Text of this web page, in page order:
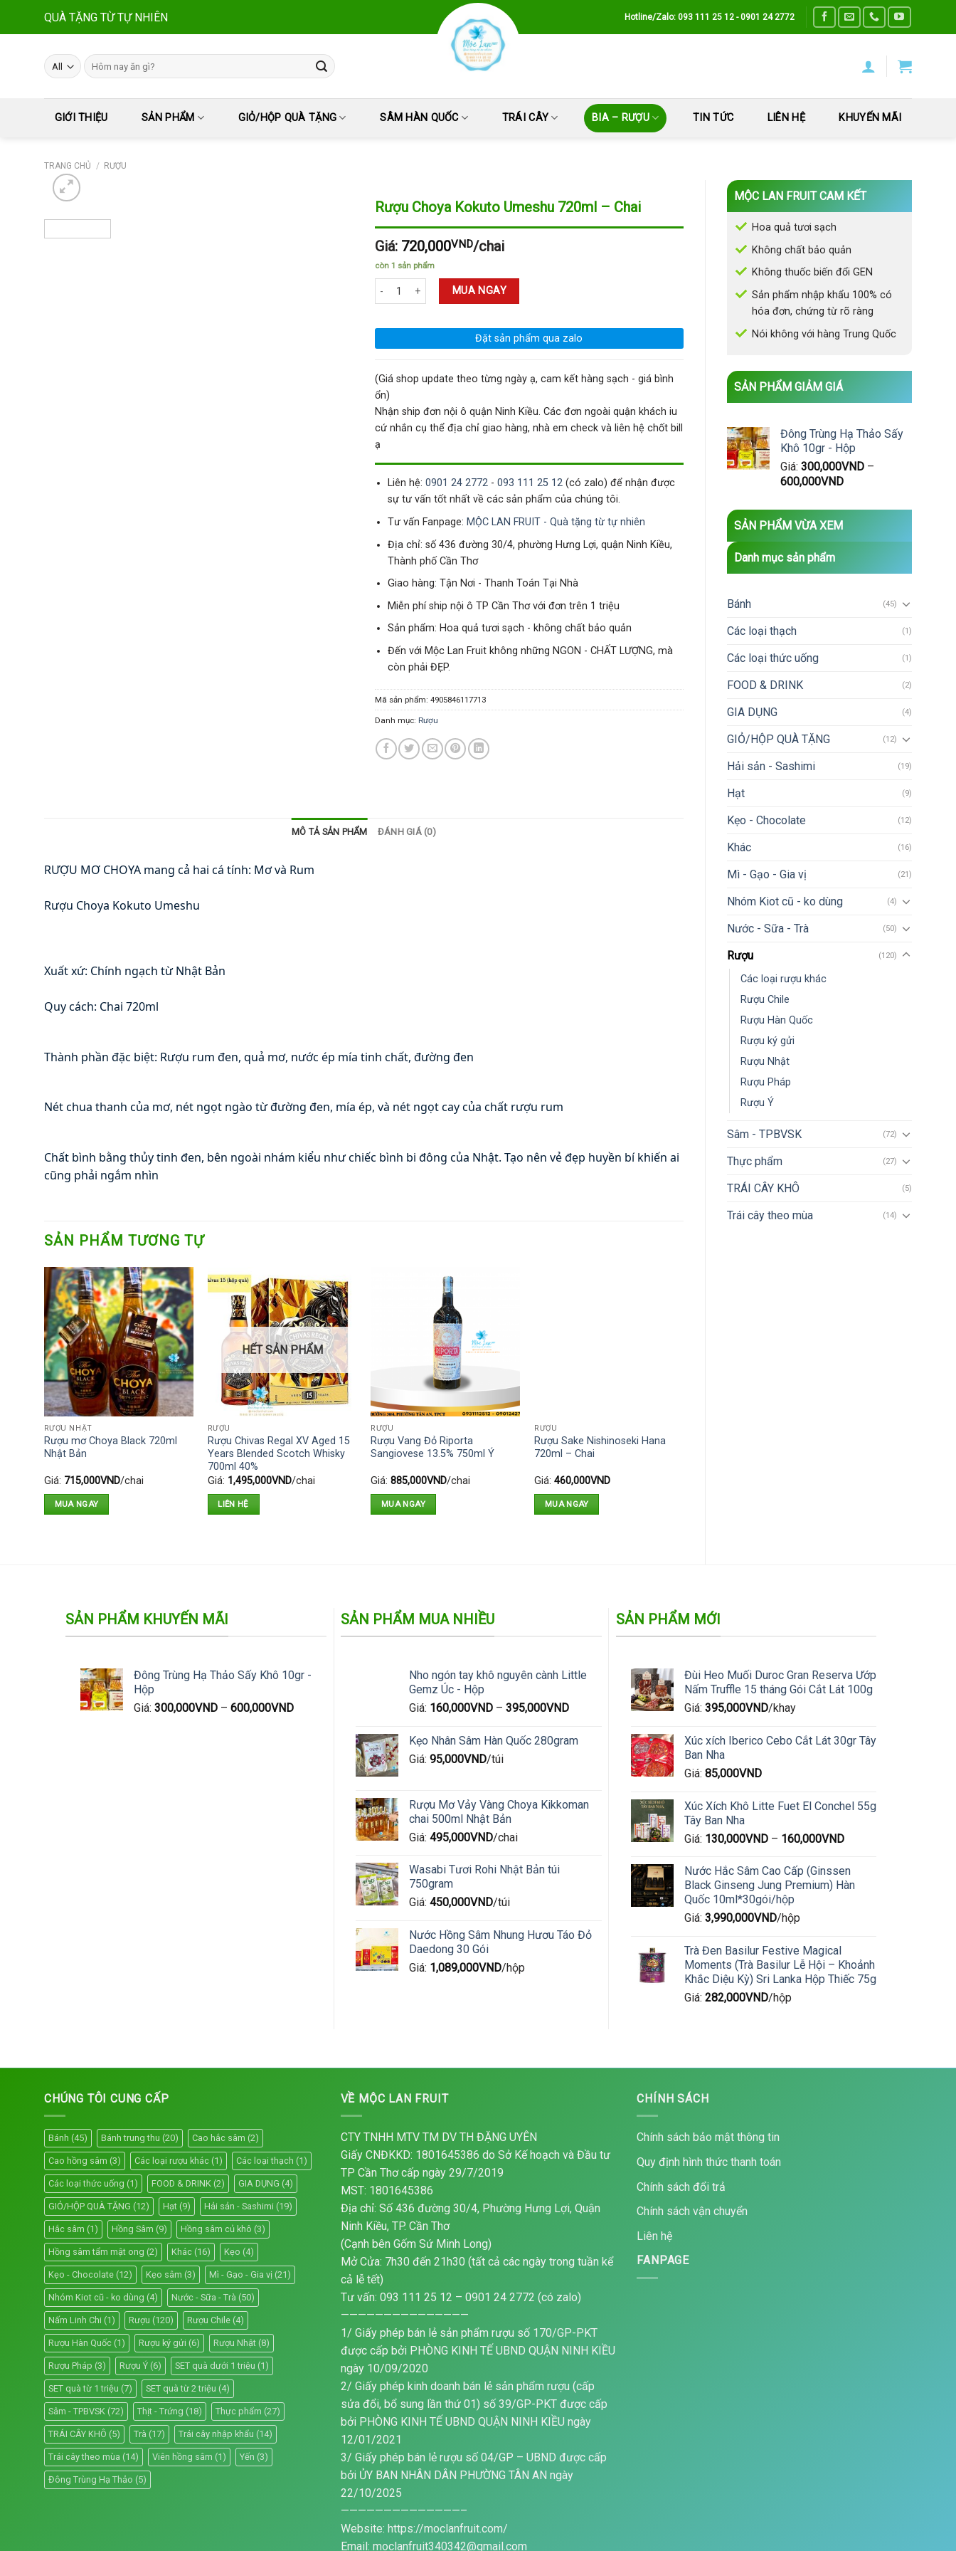
QUÀ TẶNG TỪ TỰ NHIÊN Hotline/Zalo: 093 111 25 12 - 0901 24 2772
Tìm
kiếm:
GIỚI THIỆU SẢN PHẨM GIỎ/HỘP QUÀ TẶNG SÂM HÀN QUỐC TRÁI CÂY BIA – RƯỢU TIN TỨC LIÊN HỆ KHUYẾN MÃI
TRANG CHỦ / RƯỢU
MỘC LAN FRUIT CAM KẾT
Hoa quả tươi sạch
Không chất bảo quản
Không thuốc biến đổi GEN
Sản phẩm nhập khẩu 100% có
hóa đơn, chứng từ rõ ràng
Nói không với hàng Trung Quốc
SẢN PHẨM GIẢM GIÁ
Đông Trùng Hạ Thảo Sấy
Khô 10gr - Hộp
Giá: 300,000VND –
600,000VND
SẢN PHẨM VỪA XEM
Danh mục sản phẩm
Bánh (45)
Các loại thạch (1)
Các loại thức uống (1)
FOOD & DRINK (2)
GIA DỤNG (4)
GIỎ/HỘP QUÀ TẶNG (12)
Hải sản - Sashimi (19)
Hạt (9)
Kẹo - Chocolate (12)
Khác (16)
Mì - Gạo - Gia vị (21)
Nhóm Kiot cũ - ko dùng (4)
Nước - Sữa - Trà (50)
Rượu (120)
Các loại rượu khác
Rượu Chile
Rượu Hàn Quốc
Rượu ký gửi
Rượu Nhật
Rượu Pháp
Rượu Ý
Sâm - TPBVSK (72)
Thực phẩm (27)
TRÁI CÂY KHÔ (5)
Trái cây theo mùa (14)
Rượu Choya Kokuto Umeshu 720ml – Chai
Giá: 720,000VND/chai
còn 1 sản phẩm
Rượu Choya Kokuto Umeshu 720ml - Chai số lượng
MUA NGAY
Đặt sản phẩm qua zalo
(Giá shop update theo từng ngày ạ, cam kết hàng sạch - giá bình
ổn)
Nhận ship đơn nội ô quận Ninh Kiều. Các đơn ngoài quận khách iu
cứ nhắn cụ thể địa chỉ giao hàng, nhà em check và liên hệ chốt bill
ạ
Liên hệ:0901 24 2772 -093 111 25 12 (có zalo) để nhận được
sự tư vấn tốt nhất về các sản phẩm của chúng tôi.
Tư vấn Fanpage: MỘC LAN FRUIT - Quà tặng từ tự nhiên
Địa chỉ: số 436 đường 30/4, phường Hưng Lợi, quận Ninh Kiều,
Thành phố Cần Thơ
Giao hàng: Tận Nơi - Thanh Toán Tại Nhà
Miễn phí ship nội ô TP Cần Thơ với đơn trên 1 triệu
Sản phẩm: Hoa quả tươi sạch - không chất bảo quản
Đến với Mộc Lan Fruit không những NGON - CHẤT LƯỢNG, mà
còn phải ĐẸP.
Mã sản phẩm: 4905846117713
Danh mục: Rượu
MÔ TẢ SẢN PHẨM ĐÁNH GIÁ (0)
RƯỢU MƠ CHOYA mang cả hai cá tính: Mơ và Rum
Rượu Choya Kokuto Umeshu
Xuất xứ: Chính ngạch từ Nhật Bản
Quy cách: Chai 720ml
Thành phần đặc biệt: Rượu rum đen, quả mơ, nước ép mía tinh chất, đường đen
Nét chua thanh của mơ, nét ngọt ngào từ đường đen, mía ép, và nét ngọt cay của chất rượu rum
Chất bình bằng thủy tinh đen, bên ngoài nhám kiểu như chiếc bình bi đông của Nhật. Tạo nên vẻ đẹp huyền bí khiến ai
cũng phải ngắm nhìn
SẢN PHẨM TƯƠNG TỰ
RƯỢU NHẬT
Rượu mơ Choya Black 720ml
Nhật Bản
Giá: 715,000VND/chai
MUA NGAY
HẾT SẢN PHẨM
RƯỢU
Rượu Chivas Regal XV Aged 15
Years Blended Scotch Whisky
700ml 40%
Giá: 1,495,000VND/chai
LIÊN HỆ
RƯỢU
Rượu Vang Đỏ Riporta
Sangiovese 13.5% 750ml Ý
Giá: 885,000VND/chai
MUA NGAY
RƯỢU
Rượu Sake Nishinoseki Hana
720ml – Chai
Giá: 460,000VND
MUA NGAY
SẢN PHẨM KHUYẾN MÃI
Đông Trùng Hạ Thảo Sấy Khô 10gr -
Hộp
Giá: 300,000VND– 600,000VND
SẢN PHẨM MUA NHIỀU
Nho ngón tay khô nguyên cành Little
Gemz Úc - Hộp
Giá: 160,000VND –395,000VND
Kẹo Nhân Sâm Hàn Quốc 280gram
Giá: 95,000VND/túi
Rượu Mơ Vảy Vàng Choya Kikkoman
chai 500ml Nhật Bản
Giá: 495,000VND/chai
Wasabi Tươi Rohi Nhật Bản túi
750gram
Giá: 450,000VND/túi
Nước Hồng Sâm Nhung Hươu Táo Đỏ
Daedong 30 Gói
Giá: 1,089,000VND/hộp
SẢN PHẨM MỚI
Đùi Heo Muối Duroc Gran Reserva Ướp
Nấm Truffle 15 tháng Gói Cắt Lát 100g
Giá: 395,000VND/khay
Xúc xích Iberico Cebo Cắt Lát 30gr Tây
Ban Nha
Giá: 85,000VND
Xúc Xích Khô Litte Fuet El Conchel 55g
Tây Ban Nha
Giá: 130,000VND– 160,000VND
Nước Hắc Sâm Cao Cấp (Ginssen
Black Ginseng Jung Premium) Hàn
Quốc 10ml*30gói/hộp
Giá: 3,990,000VND/hộp
Trà Đen Basilur Festive Magical
Moments (Trà Basilur Lễ Hội – Khoảnh
Khắc Diệu Kỳ) Sri Lanka Hộp Thiếc 75g
Giá: 282,000VND/hộp
CHÚNG TÔI CUNG CẤP
Bánh (45) Bánh trung thu (20) Cao hắc sâm (2)
Cao hồng sâm (3) Các loại rượu khác (1) Các loại thạch (1)
Các loại thức uống (1) FOOD & DRINK (2) GIA DỤNG (4)
GIỎ/HỘP QUÀ TẶNG (12) Hạt (9) Hải sản - Sashimi (19)
Hắc sâm (1) Hồng Sâm (9) Hồng sâm củ khô (3)
Hồng sâm tẩm mật ong (2) Khác (16) Kẹo (4)
Kẹo - Chocolate (12) Kẹo sâm (3) Mì - Gạo - Gia vị (21)
Nhóm Kiot cũ - ko dùng (4) Nước - Sữa - Trà (50)
Nấm Linh Chi (1) Rượu (120) Rượu Chile (4)
Rượu Hàn Quốc (1) Rượu ký gửi (6) Rượu Nhật (8)
Rượu Pháp (3) Rượu Ý (6) SET quà dưới 1 triệu (1)
SET quà từ 1 triệu (7) SET quà từ 2 triệu (4)
Sâm - TPBVSK (72) Thịt - Trứng (18) Thực phẩm (27)
TRÁI CÂY KHÔ (5) Trà (17) Trái cây nhập khẩu (14)
Trái cây theo mùa (14) Viên hồng sâm (1) Yến (3)
Đông Trùng Hạ Thảo (5)
VỀ MỘC LAN FRUIT
CTY TNHH MTV TM DV TH ĐẶNG UYÊN
Giấy CNĐKKD: 1801645386 do Sở Kế hoạch và Đầu tư
TP Cần Thơ cấp ngày 29/7/2019
MST: 1801645386
Địa chỉ: Số 436 đường 30/4, Phường Hưng Lợi, Quận
Ninh Kiều, TP. Cần Thơ
(Cạnh bên Gốm Sứ Minh Long)
Mở Cửa: 7h30 đến 21h30 (tất cả các ngày trong tuần kể
cả lễ tết)
Tư vấn: 093 111 25 12 – 0901 24 2772 (có zalo)
———————————————
1/ Giấy phép bán lẻ sản phẩm rượu số 170/GP-PKT
được cấp bởi PHÒNG KINH TẾ UBND QUẬN NINH KIỀU
ngày 10/09/2020
2/ Giấy phép kinh doanh bán lẻ sản phẩm rượu (cấp
sửa đổi, bổ sung lần thứ 01) số 39/GP-PKT được cấp
bởi PHÒNG KINH TẾ UBND QUẬN NINH KIỀU ngày
12/01/2021
3/ Giấy phép bán lẻ rượu số 04/GP – UBND được cấp
bởi ỦY BAN NHÂN DÂN PHƯỜNG TÂN AN ngày
22/10/2025
——————————————–
Website: https://moclanfruit.com/
Email: moclanfruit340342@gmail.com
CHÍNH SÁCH
Chính sách bảo mật thông tin
Quy định hình thức thanh toán
Chính sách đổi trả
Chính sách vận chuyển
Liên hệ
FANPAGE